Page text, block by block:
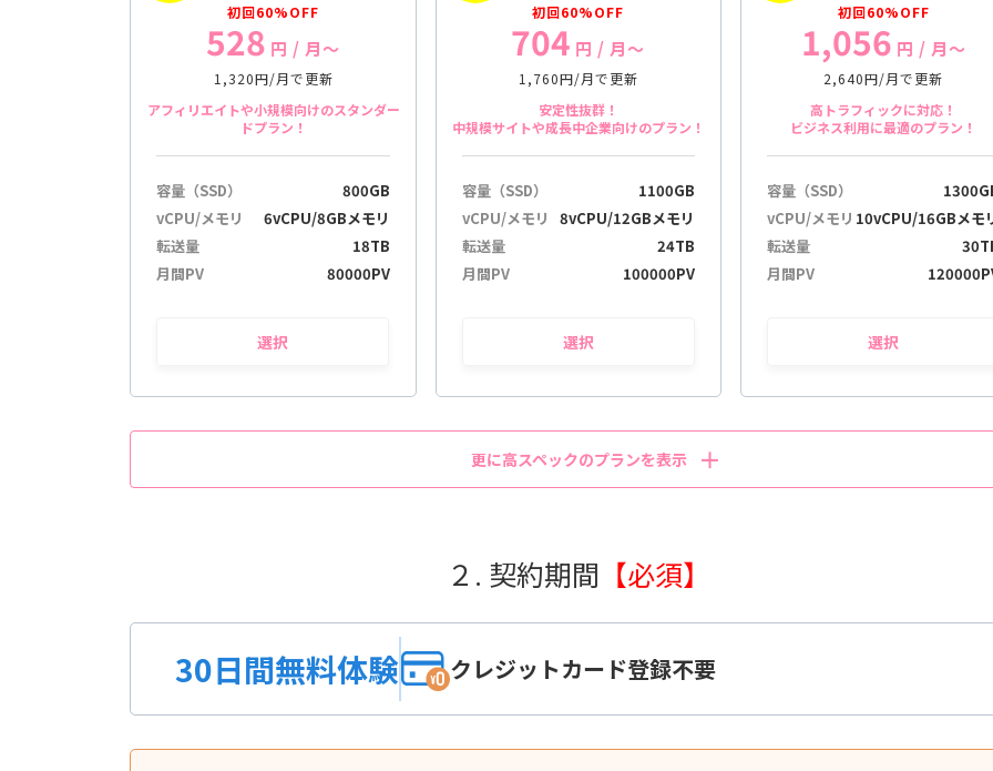
初回60%OFF
528 円 / 月〜
1,320円/月で更新
アフィリエイトや小規模向けのスタンダー
ドプラン！
容量（SSD）
800GB
vCPU/メモリ
6vCPU/8GBメモリ
転送量
18TB
月間PV
80000PV
選択
初回60%OFF
704 円 / 月〜
1,760円/月で更新
安定性抜群！
中規模サイトや成長中企業向けのプラン！
容量（SSD）
1100GB
vCPU/メモリ
8vCPU/12GBメモリ
転送量
24TB
月間PV
100000PV
選択
初回60%OFF
1,056 円 / 月〜
2,640円/月で更新
高トラフィックに対応！
ビジネス利用に最適のプラン！
容量（SSD）
vCPU/メモリ 10vCPU/16GBメモ
転送量
月間PV
選択
更に高スペックのプランを表示
２. 契約期間 【必須】
30日間無料体験 クレジットカード登録不要